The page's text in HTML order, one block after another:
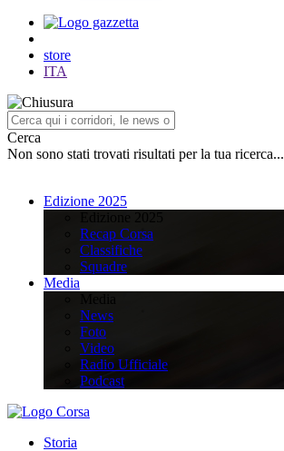
store
ITA
Cerca
Non sono stati trovati risultati per la tua ricerca...
Edizione 2025
Recap Corsa
Classifiche
Squadre
Media
News
Foto
Video
Radio Ufficiale
Podcast
Storia